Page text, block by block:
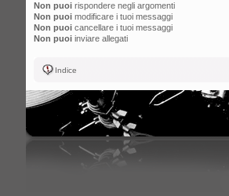
Non puoi rispondere negli argomenti
Non puoi modificare i tuoi messaggi
Non puoi cancellare i tuoi messaggi
Non puoi inviare allegati
Indice